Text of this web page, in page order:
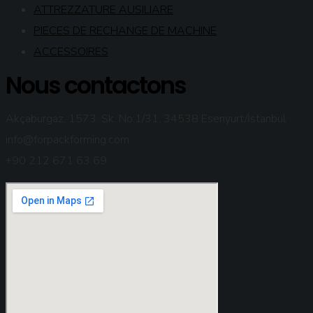
ATTREZZATURE AUSILIARE
PIECES DE RECHANGE DE MACHINE
ACCESSOIRES
Nous contactons